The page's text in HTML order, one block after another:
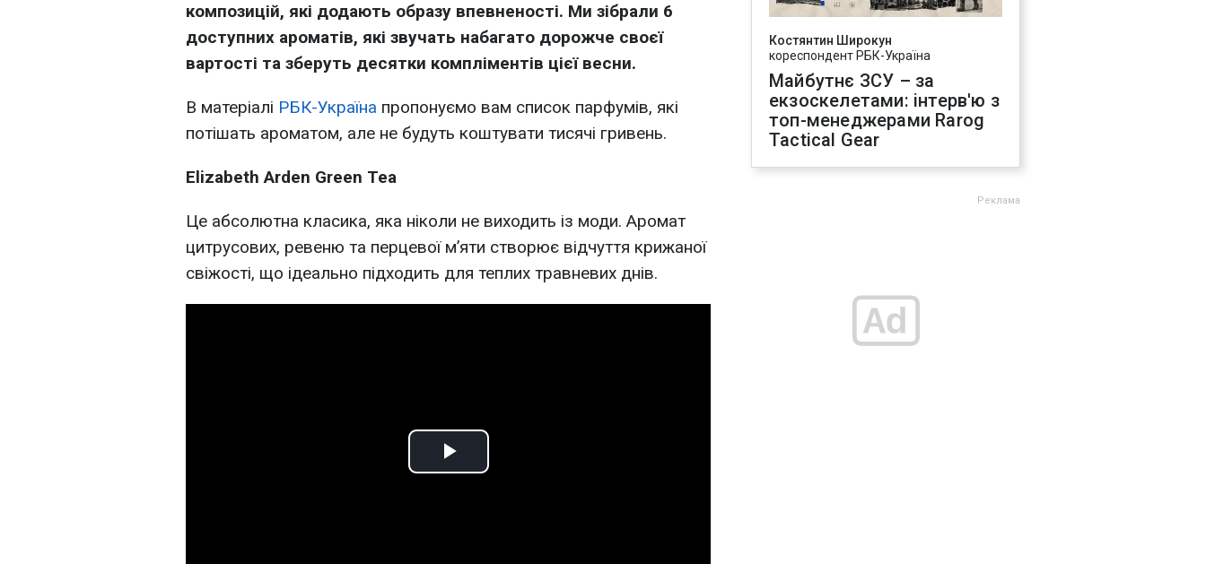
композицій, які додають образу впевненості. Ми зібрали 6
доступних ароматів, які звучать набагато дорожче своєї
вартості та зберуть десятки компліментів цієї весни.
В матеріалі РБК-Україна пропонуємо вам список парфумів, які
потішать ароматом, але не будуть коштувати тисячі гривень.
Elizabeth Arden Green Tea
Це абсолютна класика, яка ніколи не виходить із моди. Аромат
цитрусових, ревеню та перцевої м’яти створює відчуття крижаної
свіжості, що ідеально підходить для теплих травневих днів.
Play
Костянтин Широкун
кореспондент РБК-Україна
Майбутнє ЗСУ – за
екзоскелетами: інтерв'ю з
топ-менеджерами Rarog
Tactical Gear